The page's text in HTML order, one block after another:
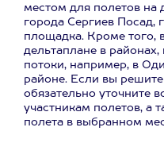
местом для полетов на
города Сергиев Посад,
площадка. Кроме того,
дельтаплане в
потоки, например, в
районе. Если вы решите
обязательно уточните
участникам полетов, а
полета в выбранном